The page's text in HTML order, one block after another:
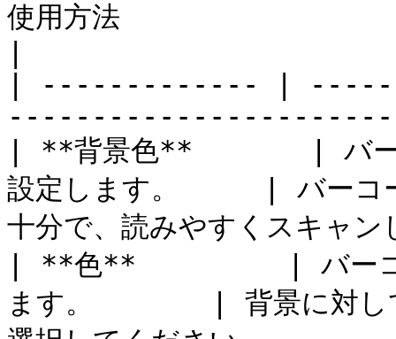
使用方法
| ------------- |
| **背景色**       | バーコ
設定します。     | バーコー
十分で、読みやすくスキャ
| **色**         | バーコー
ます。       | 背景に対して